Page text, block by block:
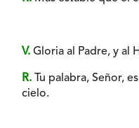
V. Gloria al Padre, y al
R.
Tu palabra, Señor,
cielo.